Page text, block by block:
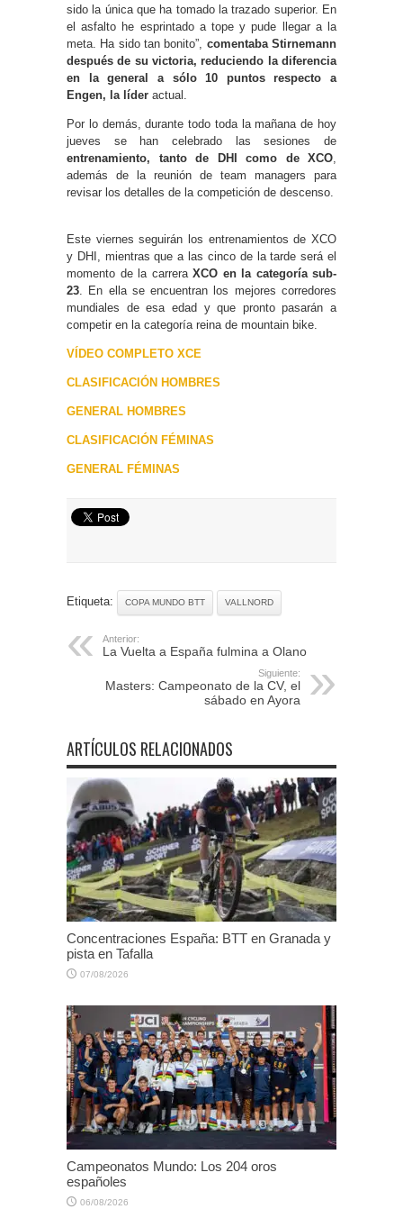
sido la única que ha tomado la trazado superior. En
el asfalto he esprintado a tope y pude llegar a la
meta. Ha sido tan bonito”, comentaba Stirnemann
después de su victoria, reduciendo la diferencia
en la general a sólo 10 puntos respecto a
Engen, la líder actual.
Por lo demás, durante todo toda la mañana de hoy
jueves se han celebrado las sesiones de
entrenamiento, tanto de DHI como de XCO
además de la reunión de team managers para
revisar los detalles de la competición de descenso.
Este viernes seguirán los entrenamientos de XCO
y DHI, mientras que a las cinco de la tarde será el
momento de la carrera XCO en la categoría sub-
23 . En ella se encuentran los mejores corredores
mundiales de esa edad y que pronto pasarán a
competir en la categoría reina de mountain bike.
VÍDEO COMPLETO XCE
CLASIFICACIÓN HOMBRES
GENERAL HOMBRES
CLASIFICACIÓN FÉMINAS
GENERAL FÉMINAS
Etiqueta: COPA MUNDO BTT VALLNORD
Anterior:
La Vuelta a España fulmina a Olano
Siguiente:
Masters: Campeonato de la CV, el
sábado en Ayora
ARTÍCULOS RELACIONADOS
Concentraciones España: BTT en Granada y
pista en Tafalla
07/08/2026
Campeonatos Mundo: Los 204 oros
españoles
06/08/2026